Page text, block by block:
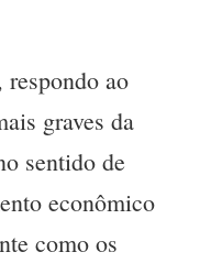
respondo ao
graves da
sentido de
econômico
como os